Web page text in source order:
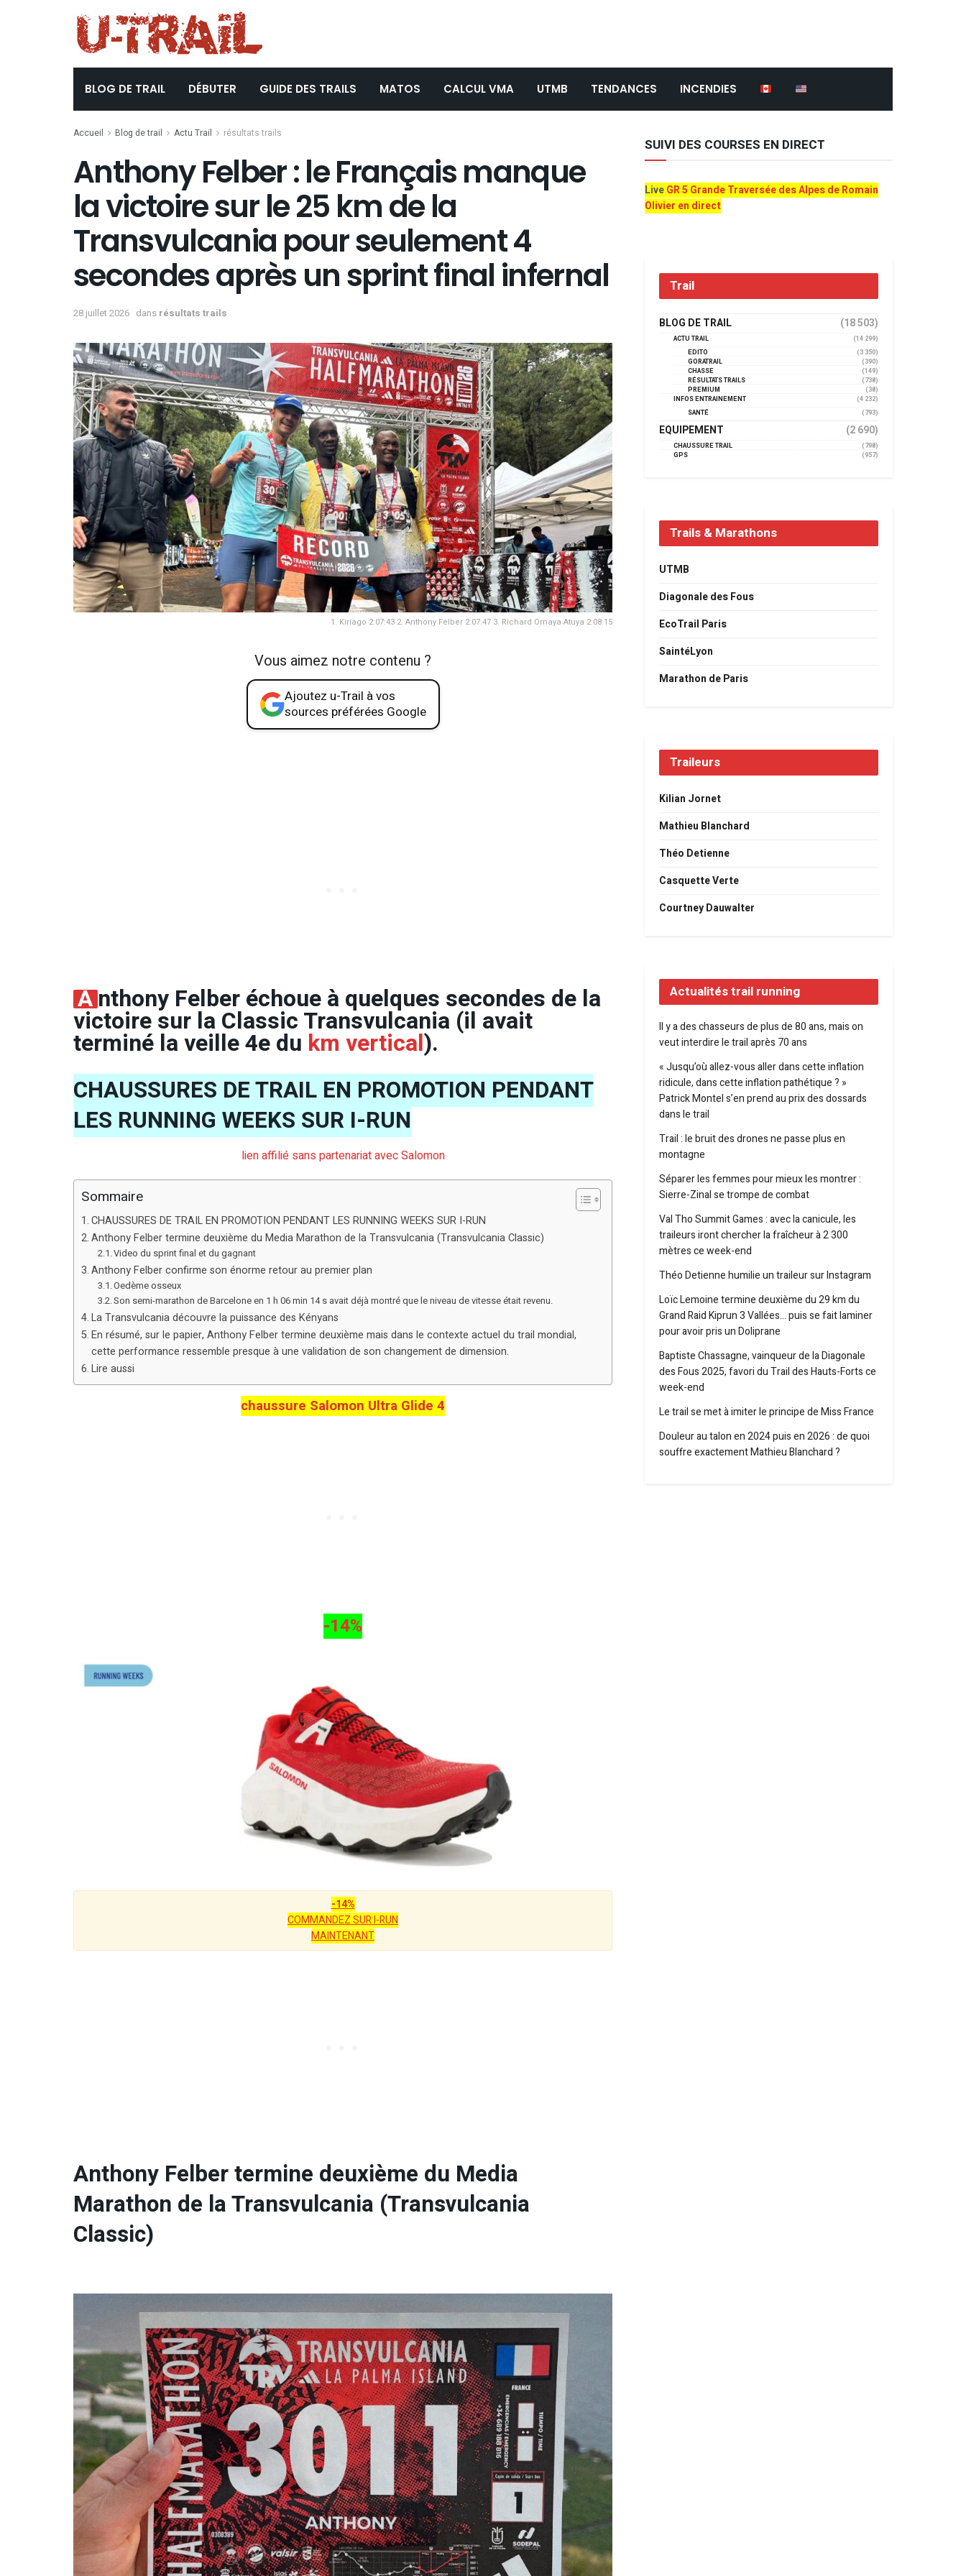
BLOG DE TRAIL DÉBUTER GUIDE DES TRAILS MATOS CALCUL VMA UTMB TENDANCES INCENDIES
Accueil Blog de trail Actu Trail résultats trails
Anthony Felber : le Français manque
la victoire sur le 25 km de la
Transvulcania pour seulement 4
secondes après un sprint final infernal
28 juillet 2026 dans résultats trails
1. Kiriago 2:07:43 2. Anthony Felber 2:07:47 3. Richard Omaya Atuya 2:08:15
Vous aimez notre contenu ?
Ajoutez u-Trail à vos
sources préférées Google
Anthony Felber échoue à quelques secondes de la
victoire sur la Classic Transvulcania (il avait
terminé la veille 4e du km vertical).
CHAUSSURES DE TRAIL EN PROMOTION PENDANT
LES RUNNING WEEKS SUR I-RUN
lien affilié sans partenariat avec Salomon
Sommaire
CHAUSSURES DE TRAIL EN PROMOTION PENDANT LES RUNNING WEEKS SUR I-RUN
Anthony Felber termine deuxième du Media Marathon de la Transvulcania (Transvulcania Classic)
Video du sprint final et du gagnant
Anthony Felber confirme son énorme retour au premier plan
Oedème osseux
Son semi-marathon de Barcelone en 1 h 06 min 14 s avait déjà montré que le niveau de vitesse était revenu.
La Transvulcania découvre la puissance des Kényans
En résumé, sur le papier, Anthony Felber termine deuxième mais dans le contexte actuel du trail mondial,
cette performance ressemble presque à une validation de son changement de dimension.
Lire aussi
chaussure Salomon Ultra Glide 4
-14%
-14%
COMMANDEZ SUR I-RUN
MAINTENANT
Anthony Felber termine deuxième du Media
Marathon de la Transvulcania (Transvulcania
Classic)
SUIVI DES COURSES EN DIRECT
LiveGR 5 Grande Traversée des Alpes de Romain
Olivier en direct
Trail
BLOG DE TRAIL (18 503)
ACTU TRAIL
(14 299)
EDITO
(3 350)
GORATRAIL
(390)
CHASSE
(149)
RÉSULTATS TRAILS
(738)
PREMIUM
(38)
INFOS ENTRAINEMENT
(4 232)
SANTÉ
(793)
EQUIPEMENT (2 690)
CHAUSSURE TRAIL
(798)
GPS
(957)
Trails & Marathons
UTMB
Diagonale des Fous
EcoTrail Paris
SaintéLyon
Marathon de Paris
Traileurs
Kilian Jornet
Mathieu Blanchard
Théo Detienne
Casquette Verte
Courtney Dauwalter
Actualités trail running
Il y a des chasseurs de plus de 80 ans, mais on
veut interdire le trail après 70 ans
« Jusqu’où allez-vous aller dans cette inflation
ridicule, dans cette inflation pathétique ? »
Patrick Montel s’en prend au prix des dossards
dans le trail
Trail : le bruit des drones ne passe plus en
montagne
Séparer les femmes pour mieux les montrer :
Sierre-Zinal se trompe de combat
Val Tho Summit Games : avec la canicule, les
traileurs iront chercher la fraîcheur à 2 300
mètres ce week-end
Théo Detienne humilie un traileur sur Instagram
Loïc Lemoine termine deuxième du 29 km du
Grand Raid Kiprun 3 Vallées… puis se fait laminer
pour avoir pris un Doliprane
Baptiste Chassagne, vainqueur de la Diagonale
des Fous 2025, favori du Trail des Hauts-Forts ce
week-end
Le trail se met à imiter le principe de Miss France
Douleur au talon en 2024 puis en 2026 : de quoi
souffre exactement Mathieu Blanchard ?